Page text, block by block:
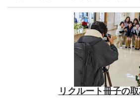
リクルート冊子の